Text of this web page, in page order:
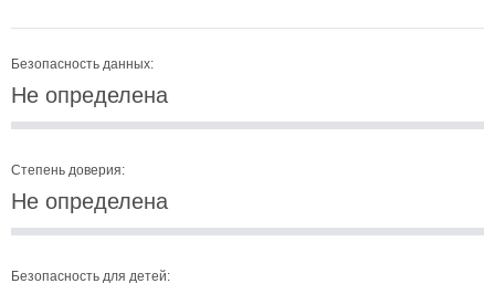
Безопасность данных:
Не определена
Степень доверия:
Не определена
Безопасность для детей: